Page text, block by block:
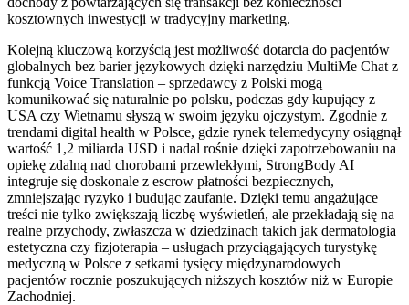
kosztownych inwestycji w tradycyjny marketing.
Kolejną kluczową korzyścią jest możliwość dotarcia do pacjentów
globalnych bez barier językowych dzięki narzędziu MultiMe Chat z
funkcją Voice Translation – sprzedawcy z Polski mogą
komunikować się naturalnie po polsku, podczas gdy kupujący z
USA czy Wietnamu słyszą w swoim języku ojczystym. Zgodnie z
trendami digital health w Polsce, gdzie rynek telemedycyny osiągnął
wartość 1,2 miliarda USD i nadal rośnie dzięki zapotrzebowaniu na
opiekę zdalną nad chorobami przewlekłymi, StrongBody AI
integruje się doskonale z escrow płatności bezpiecznych,
zmniejszając ryzyko i budując zaufanie. Dzięki temu angażujące
treści nie tylko zwiększają liczbę wyświetleń, ale przekładają się na
realne przychody, zwłaszcza w dziedzinach takich jak dermatologia
estetyczna czy fizjoterapia – usługach przyciągających turystykę
medyczną w Polsce z setkami tysięcy międzynarodowych
pacjentów rocznie poszukujących niższych kosztów niż w Europie
Zachodniej.